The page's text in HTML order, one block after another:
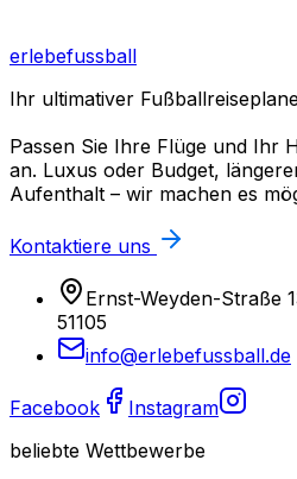
erlebefussball
Ihr ultimativer
Passen Sie Ihre Flüge und Ihr
an. Luxus oder Budget,
Aufenthalt – wir machen es
Kontaktiere uns
Ernst-Weyden-Straße
51105
info@erlebefussball.de
Facebook
Instagram
beliebte Wettbewerbe